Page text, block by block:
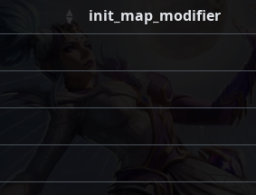
init_map_modifier